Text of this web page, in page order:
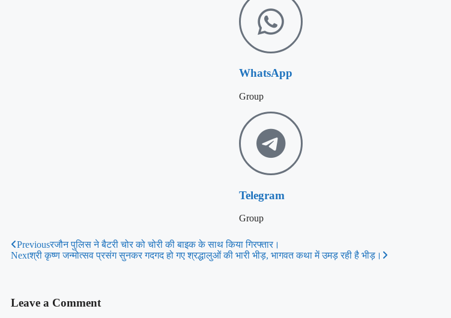
WhatsApp
Group
Telegram
Group
Previousरजौन पुलिस ने बैटरी चोर को चोरी की बाइक के साथ किया गिरफ्तार।
Nextश्री कृष्ण जन्मोत्सव प्रसंग सुनकर गदगद हो गए श्रद्धालुओं की भारी भीड़, भागवत कथा में उमड़ रही है भीड़।
Leave a Comment